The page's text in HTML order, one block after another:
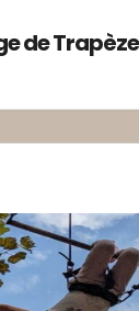
de